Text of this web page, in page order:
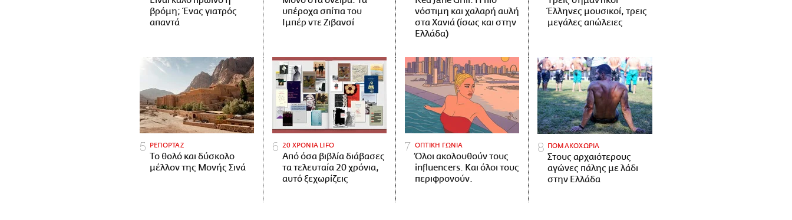
βρόμη; Ένας γιατρός
απαντά
υπέροχα σπίτια του
Ιμπέρ ντε Ζιβανσί
νόστιμη και χαλαρή αυλή
στα Χανιά (ίσως και στην
Ελλάδα)
Έλληνες μουσικοί, τρεις
μεγάλες απώλειες
ΡΕΠΟΡΤΑΖ
Το θολό και δύσκολο
μέλλον της Μονής Σινά
20 ΧΡΟΝΙΑ LIFO
Από όσα βιβλία διάβασες
τα τελευταία 20 χρόνια,
αυτό ξεχωρίζεις
ΟΠΤΙΚΗ ΓΩΝΙΑ
Όλοι ακολουθούν τους
influencers. Και όλοι τους
περιφρονούν.
ΠΟΜΑΚΟΧΩΡΙΑ
Στους αρχαιότερους
αγώνες πάλης με λάδι
στην Ελλάδα